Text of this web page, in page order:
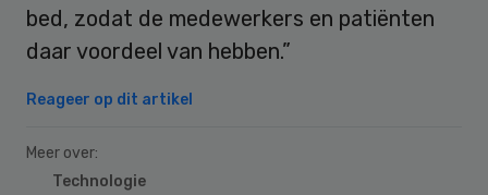
bed, zodat de medewerkers en patiënten
daar voordeel van hebben.”
Reageer op dit artikel
Meer over:
Technologie